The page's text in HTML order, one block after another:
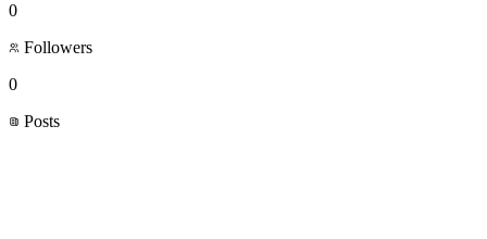
0
Followers
0
Posts